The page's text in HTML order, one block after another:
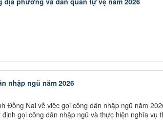
nhập ngũ năm 2026
Đồng Nai về việc gọi công dân nhập ngũ năm
gọi công dân nhập ngũ và thực hiện nghĩa vụ